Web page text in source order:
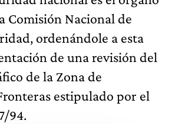
Comisión Nacional de
ordenándole a esta
de una revisión del
de la Zona de
estipulado por el
94.